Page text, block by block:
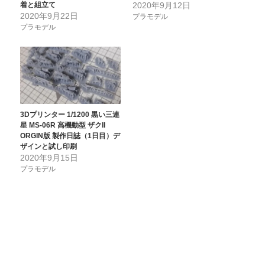
着と組立て
2020年9月22日
プラモデル
2020年9月12日
プラモデル
3Dプリンター 1/1200 黒い三連
星 MS-06R 高機動型 ザクII
ORGIN版 製作日誌（1日目）デ
ザインと試し印刷
2020年9月15日
プラモデル